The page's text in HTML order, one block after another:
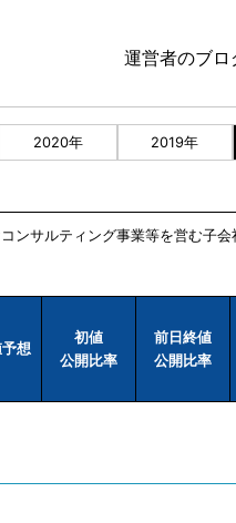
運営者のブロ
2020年 2019年
ンサルティング事業等を営む子会
想
初値
公開比率
前日終値
公開比率